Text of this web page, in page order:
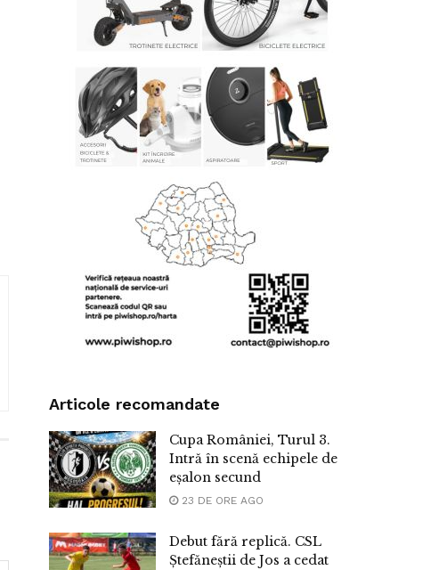
Articole recomandate
Cupa României, Turul 3.
Intră în scenă echipele de
eșalon secund
23 DE ORE AGO
Debut fără replică. CSL
Ștefăneștii de Jos a cedat